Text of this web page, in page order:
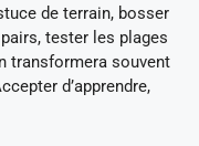
de terrain, bosser
tester les plages
transformera souvent
d’apprendre,